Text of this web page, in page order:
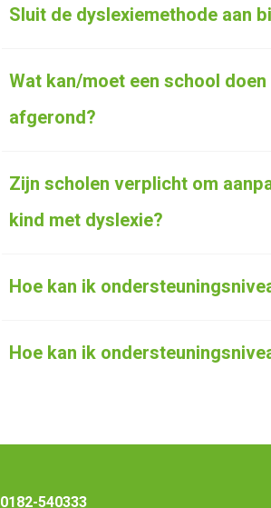
Sluit de dyslexiemethode aan
Wat kan/moet een school
afgerond?
Zijn scholen verplicht om
kind met dyslexie?
Hoe kan ik
Hoe kan ik
0182-540333